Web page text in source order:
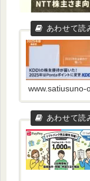
www.satiusuno-